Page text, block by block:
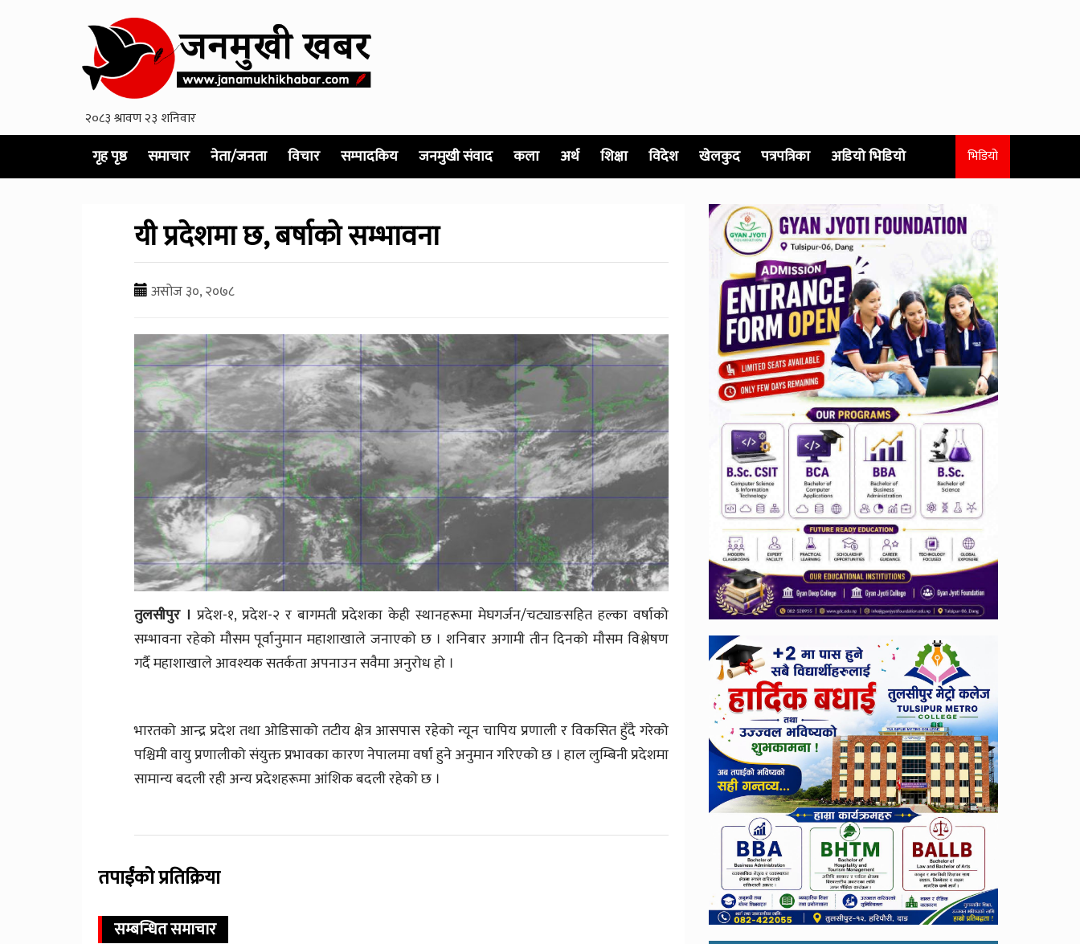
गृह पृष्ठ समाचार नेता/जनता विचार सम्पादकिय जनमुखी संवाद कला अर्थ शिक्षा विदेश खेलकुद पत्रपत्रिका अडियो भिडियो भिडियो
यी प्रदेशमा छ, बर्षाको सम्भावना
असोज ३०, २०७८
तुलसीपुर । प्रदेश-१, प्रदेश-२ र बागमती प्रदेशका केही स्थानहरूमा मेघगर्जन/चट्याङसहित हल्का वर्षाको
सम्भावना रहेको मौसम पूर्वानुमान महाशाखाले जनाएको छ । शनिबार अगामी तीन दिनको मौसम विश्लेषण
गर्दै महाशाखाले आवश्यक सतर्कता अपनाउन सवैमा अनुरोध हो ।
भारतको आन्द्र प्रदेश तथा ओडिसाको तटीय क्षेत्र आसपास रहेको न्यून चापिय प्रणाली र विकसित हुँदै गरेको
पश्चिमी वायु प्रणालीको संयुक्त प्रभावका कारण नेपालमा वर्षा हुने अनुमान गरिएको छ । हाल लुम्बिनी प्रदेशमा
सामान्य बदली रही अन्य प्रदेशहरूमा आंशिक बदली रहेको छ ।
तपाईंको प्रतिक्रिया
सम्बन्धित समाचार